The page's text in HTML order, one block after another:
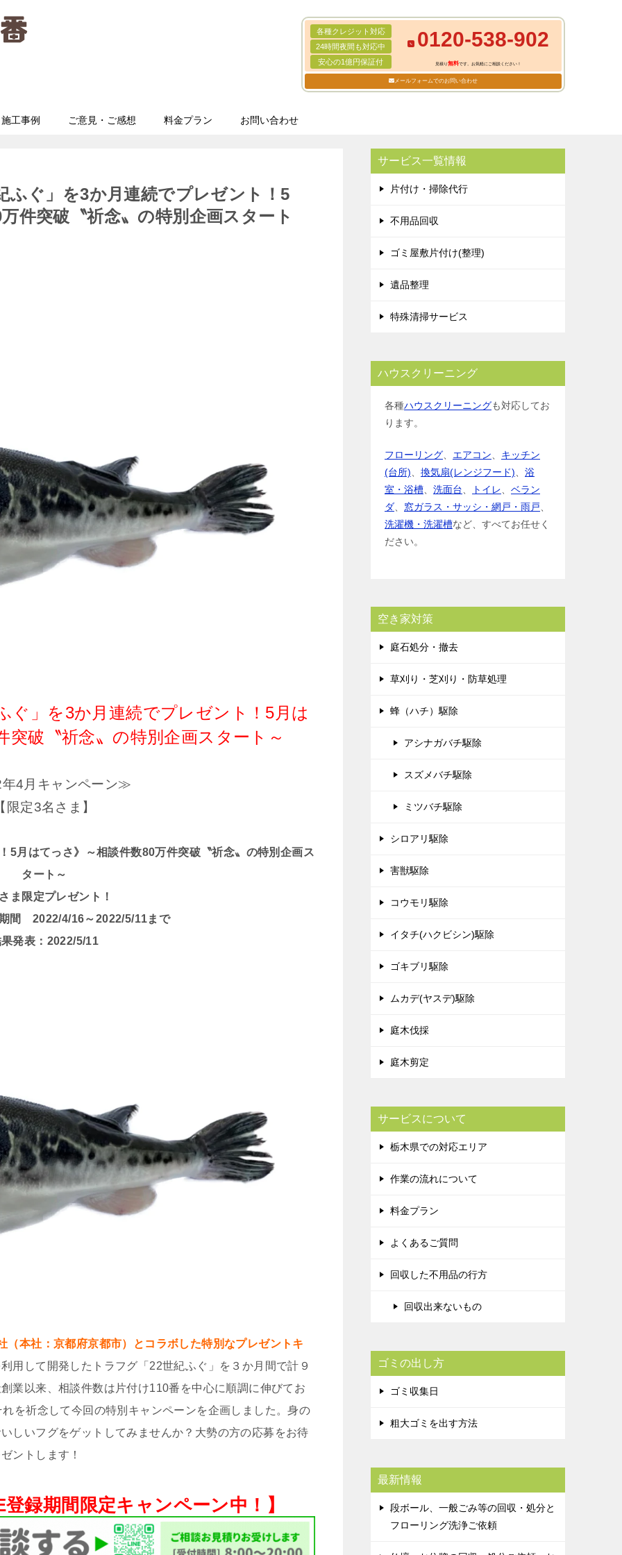
各種クレジット対応
24時間夜間も対応中
安心の1億円保証付
0120-538-902
見積り無料です。お気軽にご相談ください！
メールフォームでのお問い合わせ
施工事例 ご意見・ご感想 料金プラン お問い合わせ
ふぐ」を3か月連続でプレゼント！5
件突破〝祈念〟の特別企画スタート
ぐ」を3か月連続でプレゼント！5月は
突破〝祈念〟の特別企画スタート～
4月キャンペーン≫
限定3名さま】
5月はてっさ》～相談件数80万件突破〝祈念〟の特別企画ス
タート～
ま限定プレゼント！
間 2022/4/16～2022/5/11まで
発表：2022/5/11
（本社：京都府京都市）とコラボした特別なプレゼントキ
⽤して開発したトラフグ「22世紀ふぐ」を３か⽉間で計９
業以来、相談件数は⽚付け110番を中⼼に順調に伸びてお
を祈念して今回の特別キャンペーンを企画しました。⾝の
しいフグをゲットしてみませんか？⼤勢の⽅の応募をお待
ントします！
登録期間限定キャンペーン中！】
サービス一覧情報
片付け・掃除代行
不用品回収
ゴミ屋敷片付け(整理)
遺品整理
特殊清掃サービス
ハウスクリーニング
各種ハウスクリーニングも対応してお
ります。
フローリング エアコン
キッチン
(台所)
換気扇(レンジフード)
浴
室・浴槽
洗面台 トイレ
ベラン
ダ
窓ガラス・サッシ・網戸・雨戸
洗濯機・洗濯槽など、すべてお任せく
ださい。
空き家対策
庭石処分・撤去
草刈り・芝刈り・防草処理
蜂（ハチ）駆除
アシナガバチ駆除
スズメバチ駆除
ミツバチ駆除
シロアリ駆除
害獣駆除
コウモリ駆除
イタチ(ハクビシン)駆除
ゴキブリ駆除
ムカデ(ヤスデ)駆除
庭木伐採
庭木剪定
サービスについて
栃木県での対応エリア
作業の流れについて
料金プラン
よくあるご質問
回収した不用品の行方
回収出来ないもの
ゴミの出し方
ゴミ収集日
粗大ゴミを出す方法
最新情報
段ボール、一般ごみ等の回収・処分と
フローリング洗浄ご依頼